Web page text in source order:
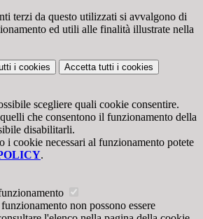
terzi da questo utilizzati si avvalgono di
ed utili alle finalità illustrate nella
i cookies Accetta tutti i cookies
scegliere quali cookie consentire.
che consentono il funzionamento della
disabilitarli.
i cookie necessari al funzionamento potete
.
non possono essere